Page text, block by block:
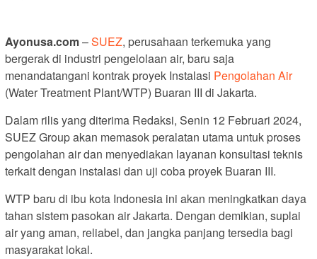
Ayonusa.com–SUEZ, perusahaan terkemuka yang
bergerak di industri pengelolaan air, baru saja
menandatangani kontrak proyek Instalasi Pengolahan Air
(Water Treatment Plant/WTP) Buaran III di Jakarta.
Dalam rilis yang diterima Redaksi, Senin 12 Februari 2024,
SUEZ Group akan memasok peralatan utama untuk proses
pengolahan air dan menyediakan layanan konsultasi teknis
terkait dengan instalasi dan uji coba proyek Buaran III.
WTP baru di ibu kota Indonesia ini akan meningkatkan daya
tahan sistem pasokan air Jakarta. Dengan demikian, suplai
air yang aman, reliabel, dan jangka panjang tersedia bagi
masyarakat lokal.